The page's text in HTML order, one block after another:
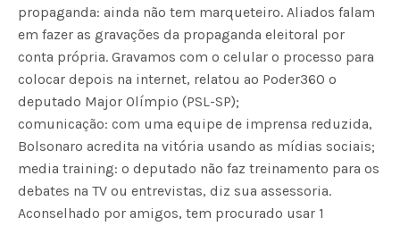
propaganda: ainda não tem marqueteiro. Aliados falam
em fazer as gravações da propaganda eleitoral por
conta própria. Gravamos com o celular o processo para
colocar depois na internet, relatou ao Poder360 o
deputado Major Olímpio (PSL-SP);
comunicação: com uma equipe de imprensa reduzida,
Bolsonaro acredita na vitória usando as mídias sociais;
media training: o deputado não faz treinamento para os
debates na TV ou entrevistas, diz sua assessoria.
Aconselhado por amigos, tem procurado usar 1